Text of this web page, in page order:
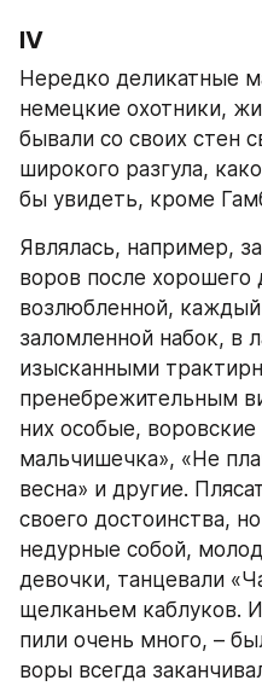
IV
Нередко деликатные
немецкие охотники,
бывали со своих стен
широкого разгула,
бы увидеть, кроме
Являлась, например,
воров после
возлюбленной,
заломленной набок, в
изысканными
пренебрежительным
них особые, воровские
мальчишечка», «Не
весна» и другие.
своего достоинства,
недурные собой,
девочки, танцевали
щелканьем
пили очень много, –
воры всегда